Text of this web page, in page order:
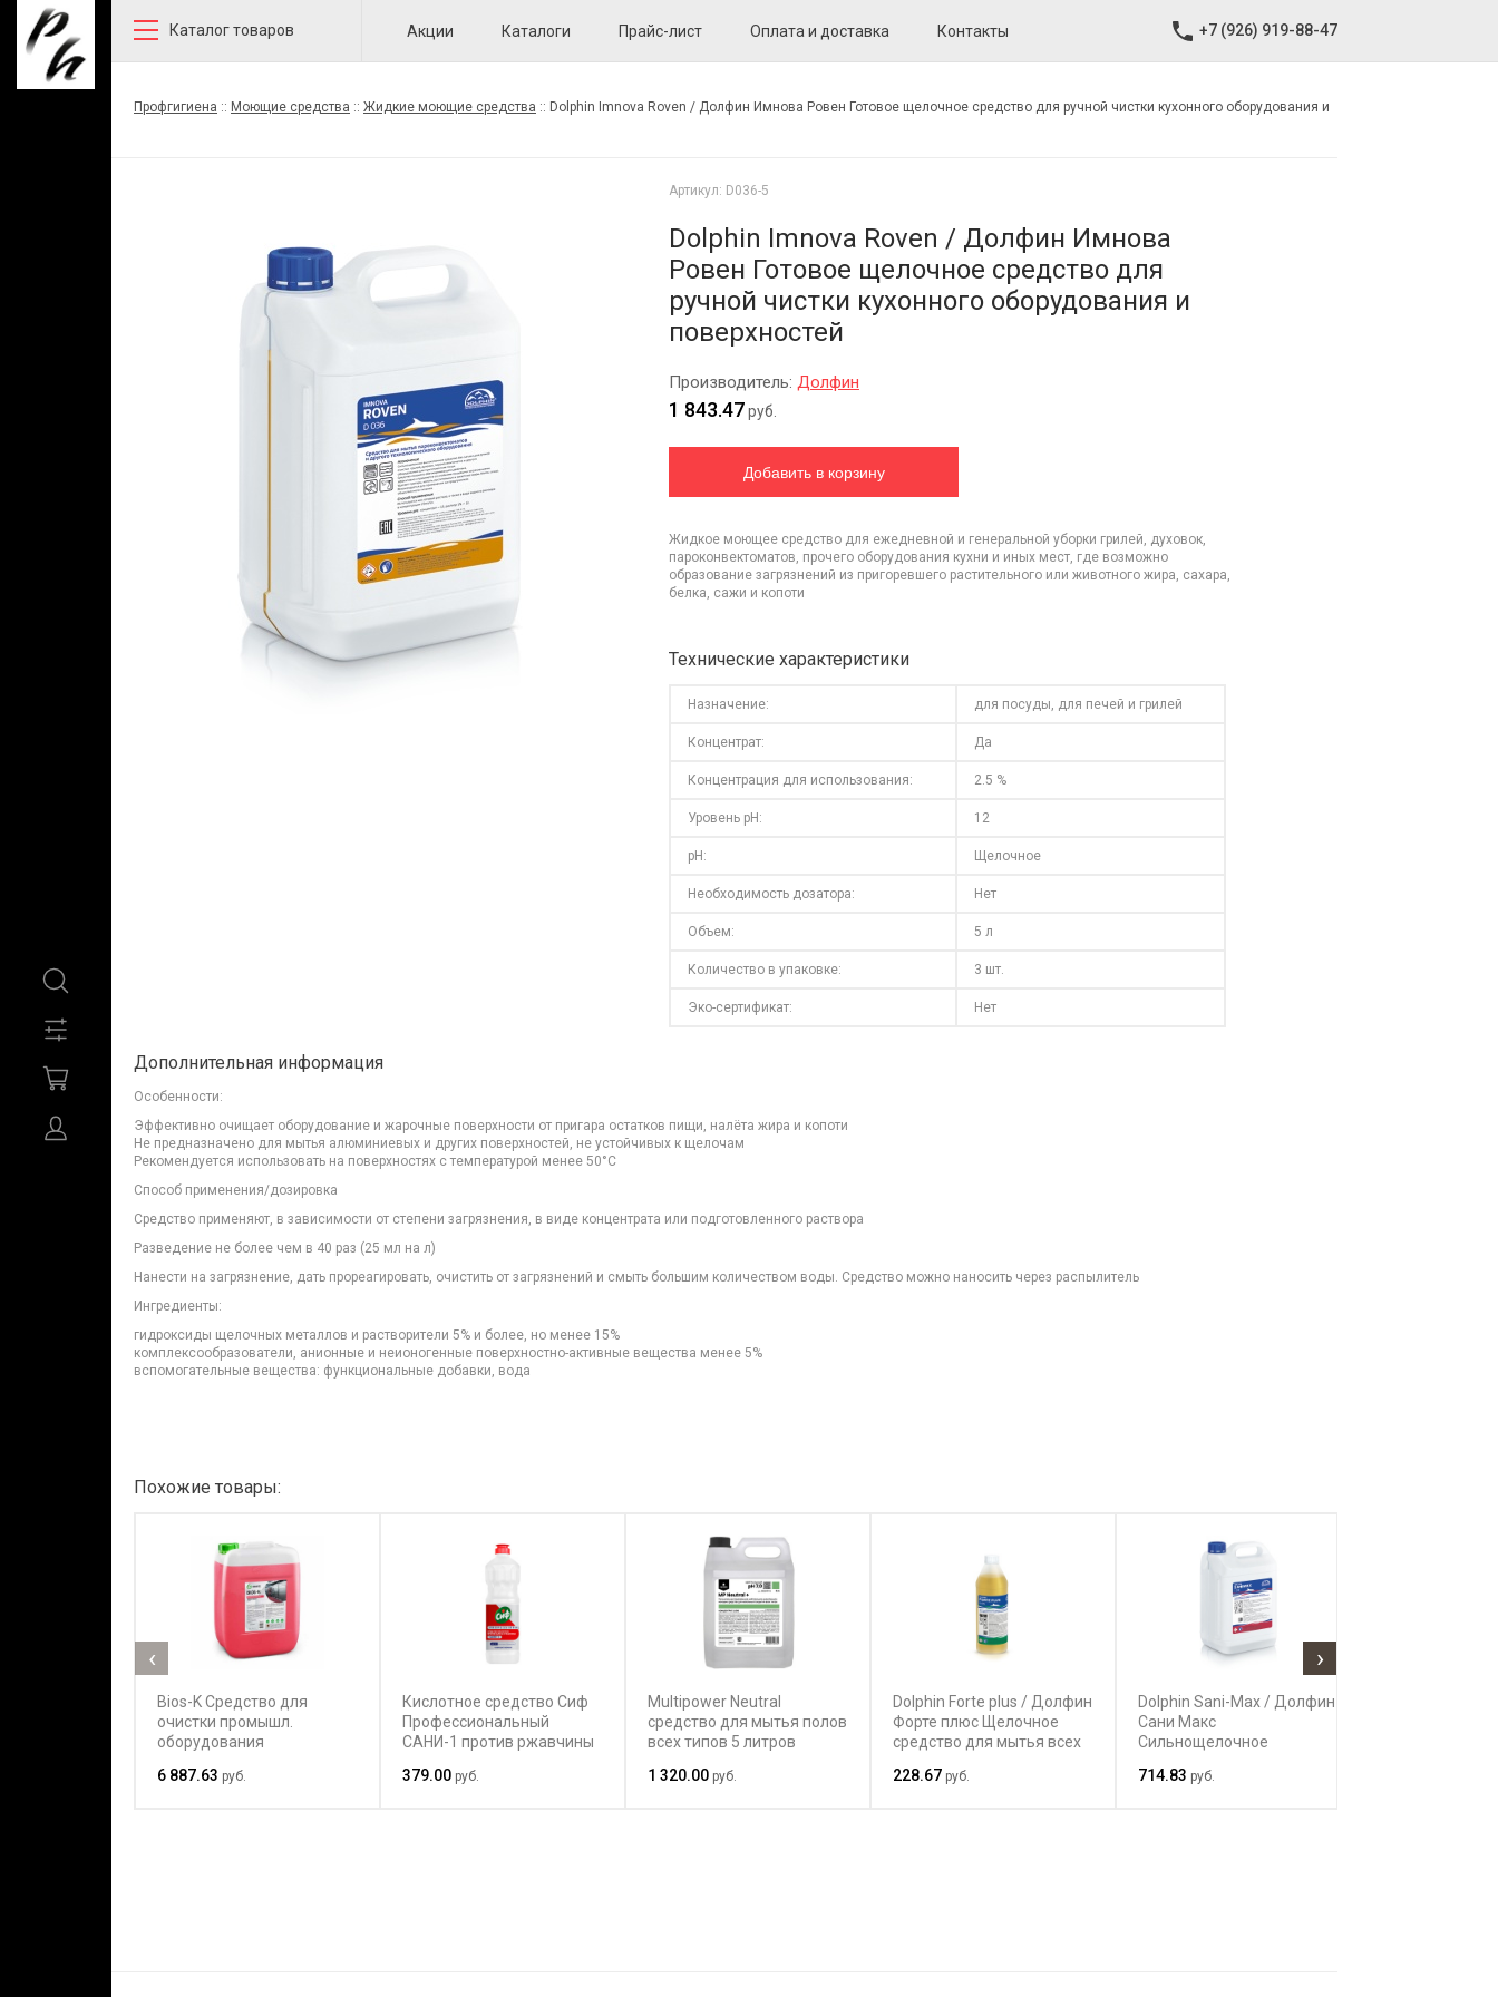
Каталог товаров Акции Каталоги Прайс-лист Оплата и доставка Контакты +7 (926) 919-88-47
Профгигиена :: Моющие средства :: Жидкие моющие средства :: Dolphin Imnova Roven / Долфин Имнова Ровен Готовое щелочное средство для ручной чистки кухонного оборудования и
Артикул: D036-5
Dolphin Imnova Roven / Долфин Имнова
Ровен Готовое щелочное средство для
ручной чистки кухонного оборудования и
поверхностей
Производитель: Долфин
1 843.47руб.
Жидкое моющее средство для ежедневной и генеральной уборки грилей, духовок,
пароконвектоматов, прочего оборудования кухни и иных мест, где возможно
образование загрязнений из пригоревшего растительного или животного жира, сахара,
белка, сажи и копоти
Технические характеристики
Назначение: для посуды, для печей и грилей
Концентрат: Да
Концентрация для использования: 2.5 %
Уровень pH: 12
pH: Щелочное
Необходимость дозатора: Нет
Объем: 5 л
Количество в упаковке: 3 шт.
Эко-сертификат: Нет
Дополнительная информация
Особенности:
Эффективно очищает оборудование и жарочные поверхности от пригара остатков пищи, налёта жира и копоти
Не предназначено для мытья алюминиевых и других поверхностей, не устойчивых к щелочам
Рекомендуется использовать на поверхностях с температурой менее 50°С
Способ применения/дозировка
Средство применяют, в зависимости от степени загрязнения, в виде концентрата или подготовленного раствора
Разведение не более чем в 40 раз (25 мл на л)
Нанести на загрязнение, дать прореагировать, очистить от загрязнений и смыть большим количеством воды. Средство можно наносить через распылитель
Ингредиенты:
гидроксиды щелочных металлов и растворители 5% и более, но менее 15%
комплексообразователи, анионные и неионогенные поверхностно-активные вещества менее 5%
вспомогательные вещества: функциональные добавки, вода
Похожие товары:
Bios-K Средство для
очистки промышл.
оборудования
6 887.63 руб.
Кислотное средство Сиф
Профессиональный
САНИ-1 против ржавчины
379.00 руб.
Multipower Neutral
средство для мытья полов
всех типов 5 литров
1 320.00 руб.
Dolphin Forte plus / Долфин
Форте плюс Щелочное
средство для мытья всех
228.67 руб.
Dolphin Sani-Max / Долфин
Сани Макс
Сильнощелочное
средство для комплексной
714.83 руб.
‹ ›